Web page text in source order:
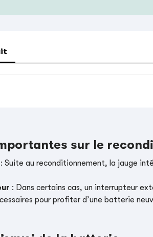
sur le
: Suite au reconditionnement, la jauge
: Dans certains cas, un interrupteur
pour profiter d’une batterie